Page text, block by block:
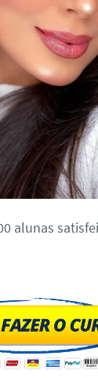
alunas